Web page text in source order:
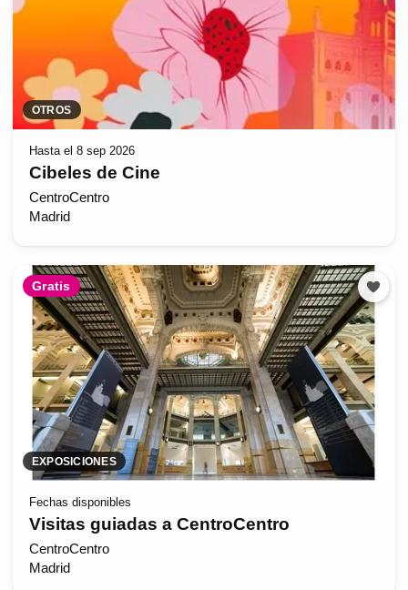
OTROS
Hasta el 8 sep 2026
Cibeles de Cine
CentroCentro
Madrid
Gratis
EXPOSICIONES
Fechas disponibles
Visitas guiadas a CentroCentro
CentroCentro
Madrid